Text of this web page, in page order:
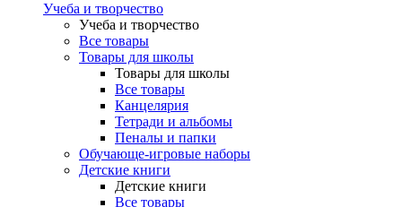
Учеба и творчество
Учеба и творчество
Все товары
Товары для школы
Товары для школы
Все товары
Канцелярия
Тетради и альбомы
Пеналы и папки
Обучающе-игровые наборы
Детские книги
Детские книги
Все товары